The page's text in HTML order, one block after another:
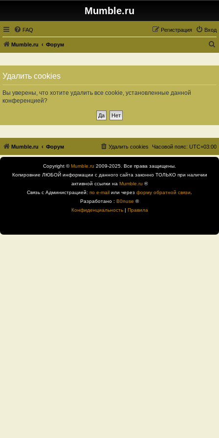
Mumble.ru
FAQ Вход
Регистрация
Mumble.ru Форум
и
Удалить cookies
Вы уверены, что хотите удалить все cookie, установленные данной
конференцией?
Mumble.ru Форум Часовой пояс: UTC+03:00
Удалить cookies
Copyright ©Mumble.ru 2009-2025. Все права защищены.
Копировние ЛЮБОЙ информации с данного сайта законно ТОЛЬКО при наличии
активной ссылки на Mumble.ru ®
Связь с Администрацией: по e-mail или через форму обратной связи
Разработано : B0nuse ®
Конфиденциальность| Правила